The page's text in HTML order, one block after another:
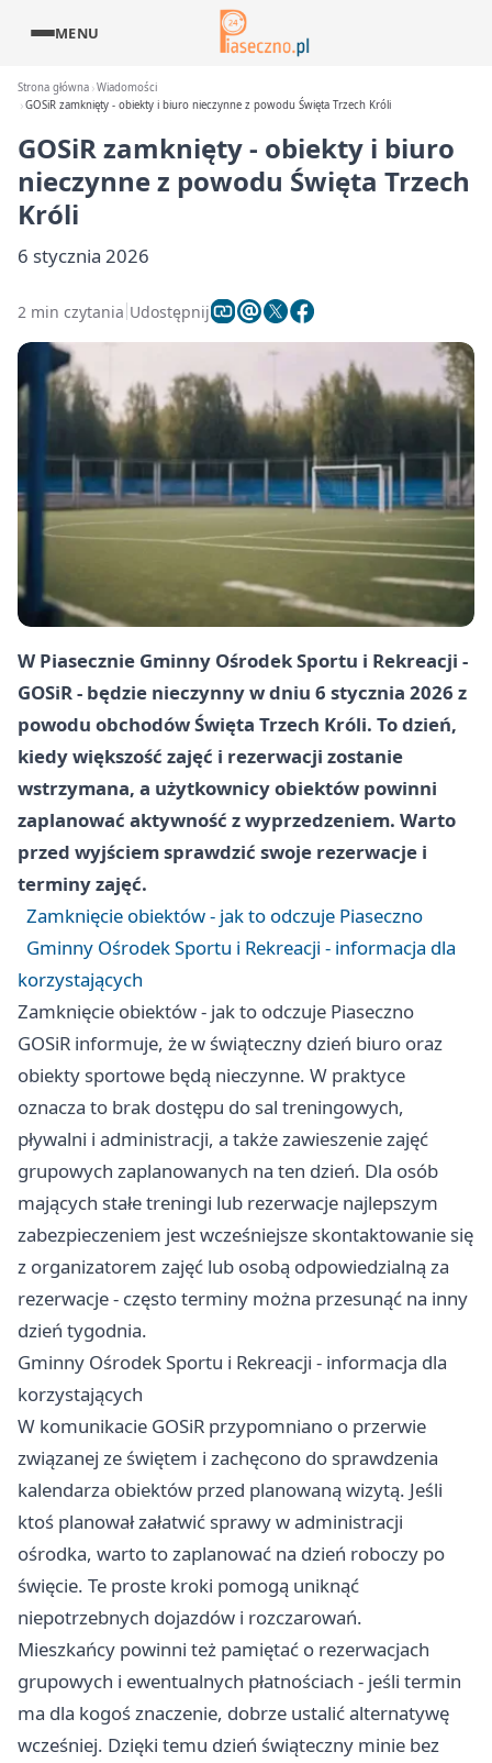
MENU
Strona główna Wiadomości
GOSiR zamknięty - obiekty i biuro nieczynne z powodu Święta Trzech Króli
GOSiR zamknięty - obiekty i biuro
nieczynne z powodu Święta Trzech
Króli
6 stycznia 2026
2 min czytania Udostępnij
W Piasecznie Gminny Ośrodek Sportu i Rekreacji -
GOSiR - będzie nieczynny w dniu 6 stycznia 2026 z
powodu obchodówŚwięta Trzech Króli. To dzień,
kiedy większość zajęć i rezerwacji zostanie
wstrzymana, a użytkownicy obiektów powinni
zaplanować aktywność z wyprzedzeniem. Warto
przed wyjściem sprawdzić swoje rezerwacje i
terminy zajęć.
Zamknięcie obiektów - jak to odczuje Piaseczno
Gminny Ośrodek Sportu i Rekreacji - informacja dla
korzystających
Zamknięcie obiektów - jak to odczuje Piaseczno
GOSiR informuje, że w świąteczny dzień biuro oraz
obiekty sportowe będą nieczynne. W praktyce
oznacza to brak dostępu do sal treningowych,
pływalni i administracji, a także zawieszenie zajęć
grupowych zaplanowanych na ten dzień. Dla osób
mających stałe treningi lub rezerwacje najlepszym
zabezpieczeniem jest wcześniejsze skontaktowanie się
z organizatorem zajęć lub osobą odpowiedzialną za
rezerwacje - często terminy można przesunąć na inny
dzień tygodnia.
Gminny Ośrodek Sportu i Rekreacji - informacja dla
korzystających
W komunikacie GOSiR przypomniano o przerwie
związanej ze świętem i zachęcono do sprawdzenia
kalendarza obiektów przed planowaną wizytą. Jeśli
ktoś planował załatwić sprawy w administracji
ośrodka, warto to zaplanować na dzień roboczy po
święcie. Te proste kroki pomogą uniknąć
niepotrzebnych dojazdów i rozczarowań.
Mieszkańcy powinni też pamiętać o rezerwacjach
grupowych i ewentualnych płatnościach - jeśli termin
ma dla kogoś znaczenie, dobrze ustalić alternatywę
wcześniej. Dzięki temu dzień świąteczny minie bez